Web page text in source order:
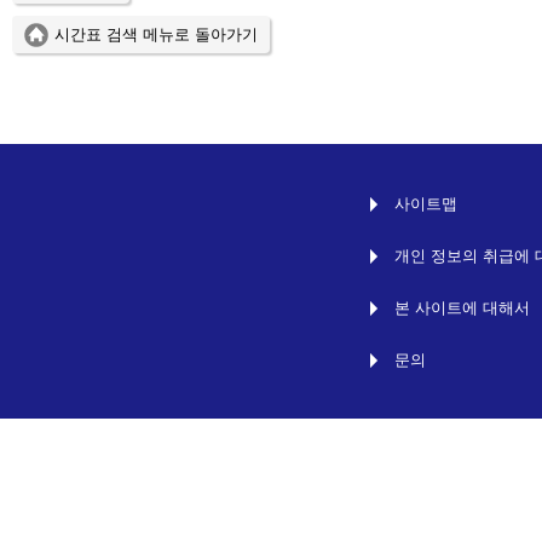
시간표 검색 메뉴로 돌아가기
사이트맵
개인 정보의 취급에
본 사이트에 대해서
문의